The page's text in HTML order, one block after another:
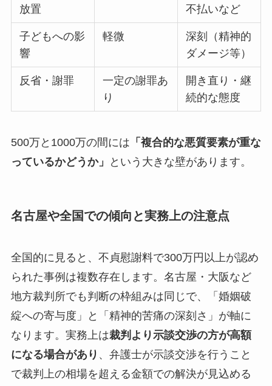
放置
不払いなど
子どもへの影
響
軽微
深刻（精神的
ダメージ等）
反省・謝罪
一定の謝罪あ
り
開き直り・継
続的な態度
500万と1000万の間には 「複合的な悪質要素が重な
っているかどうか」
という大きな壁があります。
名古屋や全国での傾向と実務上の注意点
全国的に見ると、不貞慰謝料で300万円以上が認め
られた事例は複数存在します。名古屋・大阪など
地方裁判所でも判断の枠組みは同じで、「婚姻破
綻への寄与度」と「精神的苦痛の深刻さ」が軸に
なります。実務上は裁判より示談交渉の方が高額
になる場合があり 、弁護士が示談交渉を行うこと
で裁判上の相場を超える金額での解決が見込める